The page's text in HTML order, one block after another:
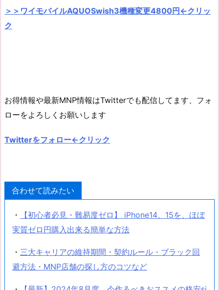
＞＞ワイモバイルAQUOSwish3機種変更4800円←クリッ
ク
お得情報や最新MNP情報はTwitterでも配信してます、フォ
ローをよろしくお願いします
Twitterをフォロー←クリック
合わせて読みたい
・
【初心者必見・難易度ゼロ】 iPhone14、15を、ほぼ
実質ゼロ円購入出来る簡単な方法
・ 三大キャリアの維持期間・契約ルール・ブラック回
避方法・MNP店舗の探し方のコツなど